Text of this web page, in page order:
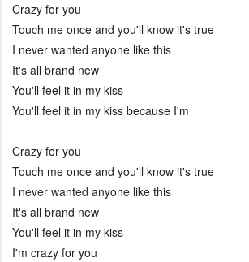
Crazy for you
Touch me once and you'll know it's true
I never wanted anyone like this
It's all brand new
You'll feel it in my kiss
You'll feel it in my kiss because I'm
Crazy for you
Touch me once and you'll know it's true
I never wanted anyone like this
It's all brand new
You'll feel it in my kiss
I'm crazy for you